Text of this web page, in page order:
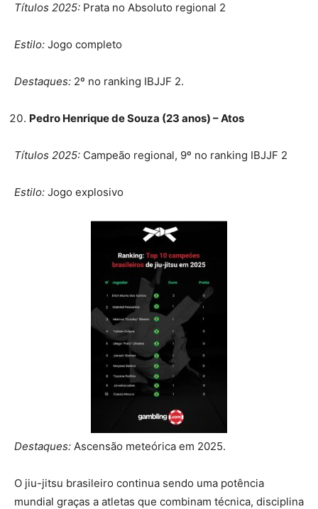
Títulos 2025: Prata no Absoluto regional 2
Estilo: Jogo completo
Destaques: 2º no ranking IBJJF 2.
Pedro Henrique de Souza (23 anos) – Atos
Títulos 2025: Campeão regional, 9º no ranking IBJJF 2
Estilo: Jogo explosivo
Destaques: Ascensão meteórica em 2025.
O jiu-jitsu brasileiro continua sendo uma potência
mundial graças a atletas que combinam técnica, disciplina